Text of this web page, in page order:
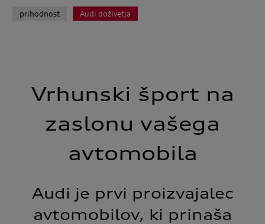
prihodnost Audi doživetja
Vrhunski šport na
zaslonu vašega
avtomobila
Audi je prvi proizvajalec
avtomobilov, ki prinaša